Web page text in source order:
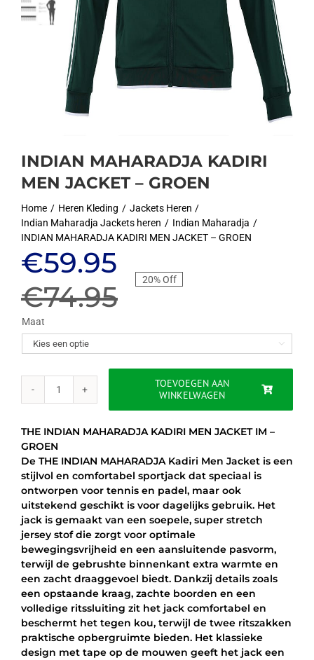
INDIAN MAHARADJA KADIRI
MEN JACKET – GROEN
Home Heren Kleding
Jackets Heren
Indian Maharadja Jackets heren
Indian Maharadja
INDIAN MAHARADJA KADIRI MEN JACKET – GROEN
€74.95
Oorspronkelijke
prijs
was:
€74.95.
€59.95
Huidige
prijs
is:
€59.95.
20% Off
Maat

INDIAN
MAHARADJA
aantal
TOEVOEGEN AAN
WINKELWAGEN
THE INDIAN MAHARADJA KADIRI MEN JACKET IM –
GROEN
De THE INDIAN MAHARADJA Kadiri Men Jacket is een
stijlvol en comfortabel sportjack dat speciaal is
ontworpen voor tennis en padel, maar ook
uitstekend geschikt is voor dagelijks gebruik. Het
jack is gemaakt van een soepele, super stretch
jersey stof die zorgt voor optimale
bewegingsvrijheid en een aansluitende pasvorm,
terwijl de gebrushte binnenkant extra warmte en
een zacht draaggevoel biedt. Dankzij details zoals
een opstaande kraag, zachte boorden en een
volledige ritssluiting zit het jack comfortabel en
beschermt het tegen kou, terwijl de twee ritszakken
praktische opbergruimte bieden. Het klassieke
design met tape op de mouwen geeft het jack een